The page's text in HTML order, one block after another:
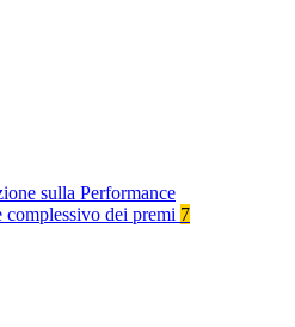
sulla Performance
complessivo dei premi 7